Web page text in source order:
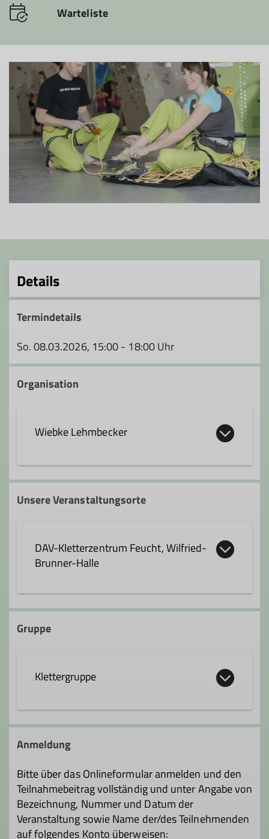
Warteliste
Details
Termindetails
So. 08.03.2026, 15:00 - 18:00 Uhr
Organisation
Wiebke Lehmbecker
wiebke.lehmbecker@dav-feucht.de
Trainer*in C Sportklettern Breitensport
Unsere Veranstaltungsorte
DAV-Kletterzentrum Feucht, Wilfried-
Brunner-Halle
Schulstraße 28
Gruppe
Klettergruppe
Anmeldung
Bitte über das Onlineformular anmelden und den
Teilnahmebeitrag vollständig und unter Angabe von
Bezeichnung, Nummer und Datum der
Veranstaltung sowie Name der/des Teilnehmenden
auf folgendes Konto überweisen: